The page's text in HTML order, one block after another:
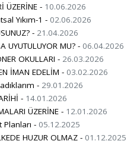
ÜZERİNE - 10.06.2026
Yıkım-1 - 02.06.2026
- 21.04.2026
UYUTULUYOR MU? - 06.04.2026
OKULLARI - 26.03.2026
İMAN EDELİM - 03.02.2026
- 29.01.2026
- 14.01.2026
ÜZERİNE - 12.01.2026
- 05.12.2025
HUZUR OLMAZ - 01.12.2025